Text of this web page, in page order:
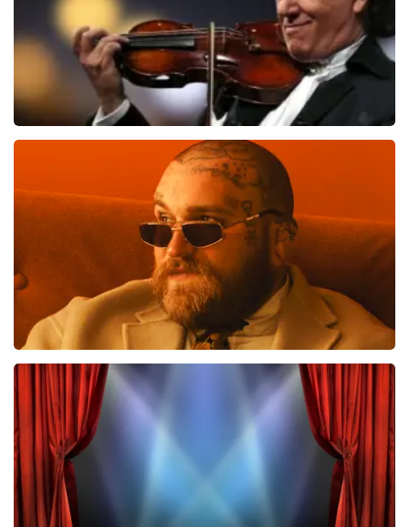
laatste 30 minuten
BESTEL NU
Teddy Swims
535 laatste 30 minuten
BESTEL NU